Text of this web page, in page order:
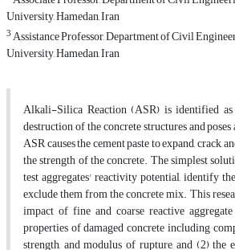
University, Hamedan, Iran
3Assistance Professor, Department of Civil
University, Hamedan, Iran
Alkali-Silica Reaction (ASR) is identified
destruction of the concrete structures and
ASR causes the cement paste to expand, crack,
the strength of the concrete. The simplest
test aggregates' reactivity potential, identify
exclude them from the concrete mix. This
impact of fine and coarse reactive
properties of damaged concrete including
strength, and modulus of rupture, and (2) the